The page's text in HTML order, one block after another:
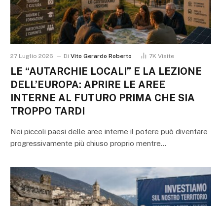
27 Luglio 2026 Di Vito Gerardo Roberto 7K Visite
LE “AUTARCHIE LOCALI” E LA LEZIONE
DELL’EUROPA: APRIRE LE AREE
INTERNE AL FUTURO PRIMA CHE SIA
TROPPO TARDI
Nei piccoli paesi delle aree interne il potere può diventare
progressivamente più chiuso proprio mentre…